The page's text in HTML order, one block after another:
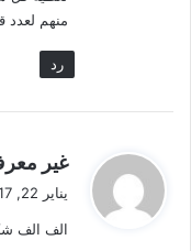
منهم لعدد
رد
ي
ل
غير
يناير 22, 2017 الساعة 8:39 م
الف الف